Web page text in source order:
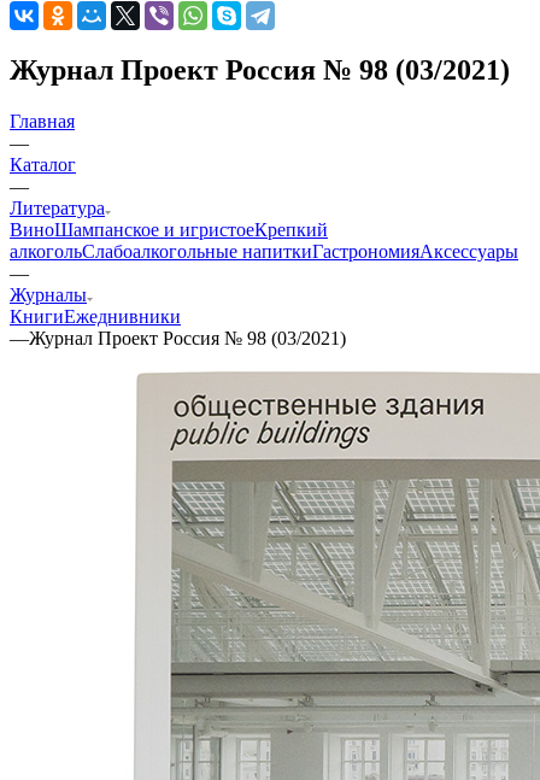
Журнал Проект Россия № 98 (03/2021)
Главная
—
Каталог
—
Литература
ВиноШампанское и игристоеКрепкий
алкогольСлабоалкогольные напиткиГастрономияАксессуары
—
Журналы
КнигиЕжеднивники
—Журнал Проект Россия № 98 (03/2021)